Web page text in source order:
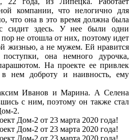
компании, что нелогично для
что она в это время должна была
сидит здесь. У нее были одни
не отошла от них, поэтому идет
жизнью, а не мужем. Ей нравится
поступки, она немного дурочка,
На проекте ее привлек
нем доброту и наивность, ему
Иванов и Марина. А Селена
с ним, поэтому он также стал
2.